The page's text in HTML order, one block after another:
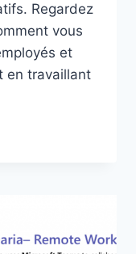
Regardez
vous
et
en travaillant